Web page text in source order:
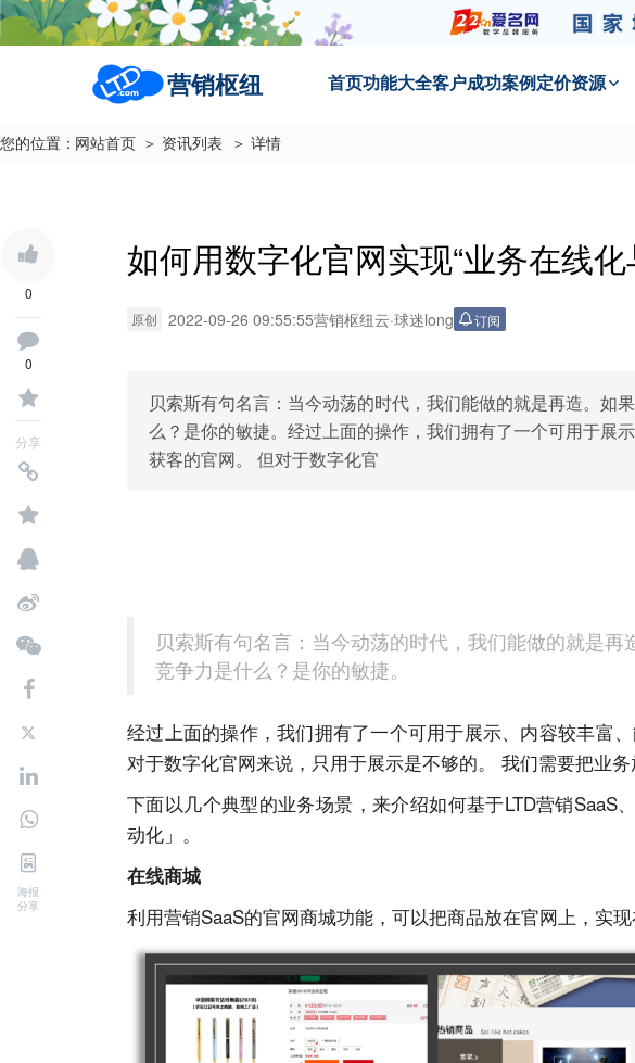
营销枢纽 首页功能大全客户成功案例 定价资源
您的位置： 网站首页 ＞ 资讯列表 ＞ 详情
0
0
分享
海报
分享
如何用数字化官网实现“业务在线
原创 2022-09-26 09:55:55营销枢纽云·球迷long 订阅
贝索斯有句名言：当今动荡的时代，我们能做的就是再造。如
么？是你的敏捷。经过上⾯的操作，我们拥有了⼀个可⽤于展
获客的官⽹。 但对于数字化官
贝索斯有句名言：当今动荡的时代，我们能做的就是
竞争力是什么？是你的敏捷。
经过上⾯的操作，我们拥有了⼀个可⽤于展示、内容较丰富
对于数字化官⽹来说，只⽤于展示是不够的。 我们需要把业
下⾯以⼏个典型的业务场景，来介绍如何基于LTD营销SaaS
动化」。
在线商城
利⽤营销SaaS的官⽹商城功能，可以把商品放在官⽹上，实现